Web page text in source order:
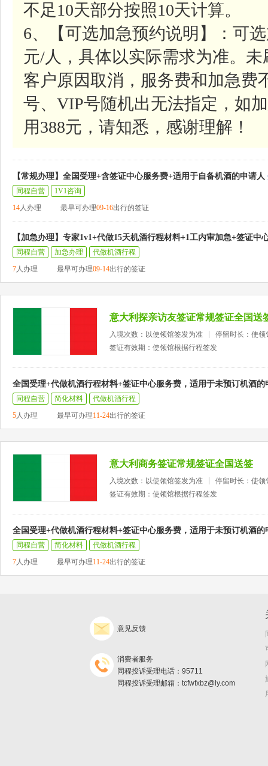
不足10天部分按照10天计算。
6、【可选加急预约说明】：可
元/人，具体以实际需求为准。
客户原因取消，服务费和加急费
号、VIP号随机出无法指定，如
用388元，请知悉，感谢理解！
【常规办理】全国受理+含签证中心服务费+适用于自备机酒的申请人
同程自营
1V1咨询
14人办理 最早可办理09-16出行的签证
【加急办理】专家1v1+代做15天机酒行程材料+1工内审加急+签证中
同程自营 加急办理
代做机酒行程
7人办理 最早可办理09-14出行的签证
意大利探亲访友签证常规签证全国送
入境次数：以使领馆签发为准
停留时长：使领
签证有效期：使领馆根据行程签发
全国受理+代做机酒行程材料+签证中心服务费，适用于未预订机酒的
同程自营 简化材料
代做机酒行程
5人办理 最早可办理11-24出行的签证
意大利商务签证常规签证全国送签
入境次数：以使领馆签发为准
停留时长：使领
签证有效期：使领馆根据行程签发
全国受理+代做机酒行程材料+签证中心服务费，适用于未预订机酒的
同程自营 简化材料
代做机酒行程
7人办理 最早可办理11-24出行的签证
意见反馈
消费者服务
同程投诉受理电话：95711
同程投诉受理邮箱：tcfwfxbz@ly.com